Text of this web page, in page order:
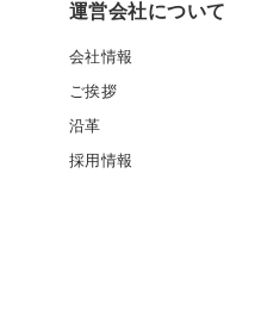
運営会社について
会社情報
ご挨拶
沿革
採用情報